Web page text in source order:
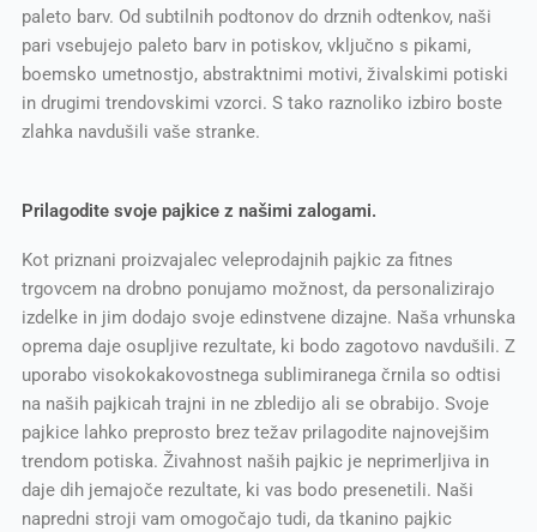
paleto barv. Od subtilnih podtonov do drznih odtenkov, naši
pari vsebujejo paleto barv in potiskov, vključno s pikami,
boemsko umetnostjo, abstraktnimi motivi, živalskimi potiski
in drugimi trendovskimi vzorci. S tako raznoliko izbiro boste
zlahka navdušili vaše stranke.
Prilagodite svoje pajkice z našimi zalogami.
Kot priznani proizvajalec veleprodajnih pajkic za fitnes
trgovcem na drobno ponujamo možnost, da personalizirajo
izdelke in jim dodajo svoje edinstvene dizajne. Naša vrhunska
oprema daje osupljive rezultate, ki bodo zagotovo navdušili. Z
uporabo visokokakovostnega sublimiranega črnila so odtisi
na naših pajkicah trajni in ne zbledijo ali se obrabijo. Svoje
pajkice lahko preprosto brez težav prilagodite najnovejšim
trendom potiska. Živahnost naših pajkic je neprimerljiva in
daje dih jemajoče rezultate, ki vas bodo presenetili. Naši
napredni stroji vam omogočajo tudi, da tkanino pajkic